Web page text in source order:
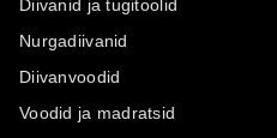
Diivanid ja tugitoolid
Nurgadiivanid
Diivanvoodid
Voodid ja madratsid